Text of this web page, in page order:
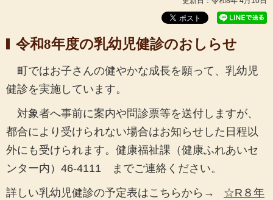
メ
を
令和8年度の乳幼児健診のおしらせ
町ではお子さんの健やかな成長を願って、乳幼児
健診を実施しています。
対象者へ事前に案内や問診票等を送付しますが、
都合により受けられない場合はお知らせした日程以
外にも受けられます。 健康福祉課（健康ふれあいセ
ンター内）46-4111 までご連絡ください。
詳しい乳幼児健診の予定表はこちらから→
☆R８年